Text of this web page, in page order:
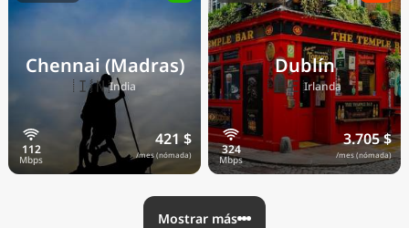
Chennai (Madras)
🇮🇳India
421 $
/mes (nómada)
Dublín
🇮🇪Irlanda
3.705 $
/mes (nómada)
Mostrar más